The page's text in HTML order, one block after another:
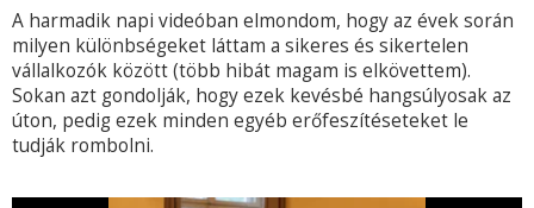
A harmadik napi videóban elmondom, hogy az évek során
milyen különbségeket láttam a sikeres és sikertelen
vállalkozók között (több hibát magam is elkövettem).
Sokan azt gondolják, hogy ezek kevésbé hangsúlyosak az
úton, pedig ezek minden egyéb erőfeszítéseteket le
tudják rombolni.